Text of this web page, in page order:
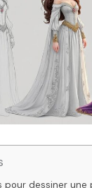
pour dessiner une